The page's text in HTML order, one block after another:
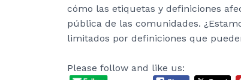
cómo las etiquetas y definiciones
pública de las comunidades.
limitados por definiciones que
Please follow and like us: